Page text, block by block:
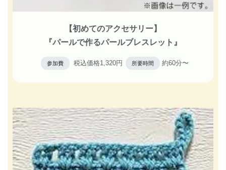
【初めてのアクセサリー】
『パールで作るパールブレスレット』
参加費 税込価格1,320円 所要時間 約60分〜